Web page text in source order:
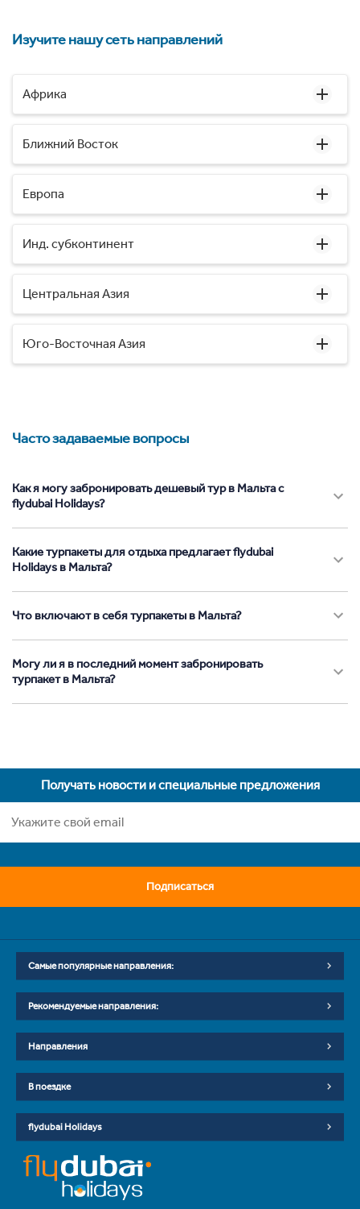
Изучите нашу сеть направлений
Африка
Ближний Восток
Европа
Инд. субконтинент
Центральная Азия
Юго-Восточная Азия
Часто задаваемые вопросы
Как я могу забронировать дешевый тур в Мальта с
flydubai Holidays?
Какие турпакеты для отдыха предлагает flydubai
Holidays в Мальта?
Что включают в себя турпакеты в Мальта?
Могу ли я в последний момент забронировать
турпакет в Мальта?
Получать новости и специальные предложения
Подписаться
Самые популярные направления:
Рекомендуемые направления:
Направления
В поездке
flydubai Holidays